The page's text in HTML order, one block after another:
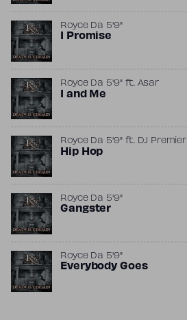
Royce Da 5'9"
I Promise
Royce Da 5'9"ft.Asar
I and Me
Royce Da 5'9"ft. DJ Premier
Hip Hop
Royce Da 5'9"
Gangster
Royce Da 5'9"
Everybody Goes